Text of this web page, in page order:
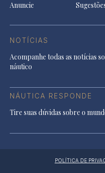
Anuncie
NOTÍCIAS
Acompanhe todas as notícias
náutico
NÁUTICA RESPONDE
Tire suas dúvidas sobre o
POLÍTICA DE